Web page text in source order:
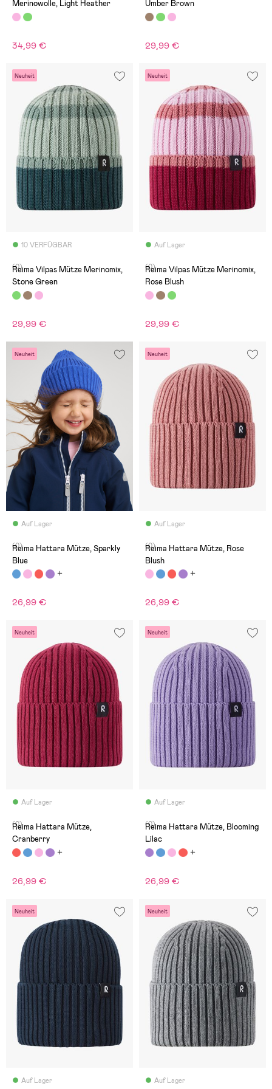
Merinowolle, Light Heather
34,99 €
Umber Brown
29,99 €
Neuheit
10 VERFÜGBAR
(0)
Reima Vilpas Mütze Merinomix,
Stone Green
29,99 €
Neuheit
Auf Lager
(0)
Reima Vilpas Mütze Merinomix,
Rose Blush
29,99 €
Neuheit
Auf Lager
(0)
Reima Hattara Mütze, Sparkly
Blue
26,99 €
Neuheit
Auf Lager
(0)
Reima Hattara Mütze, Rose
Blush
26,99 €
Neuheit
Auf Lager
(0)
Reima Hattara Mütze,
Cranberry
26,99 €
Neuheit
Auf Lager
(0)
Reima Hattara Mütze, Blooming
Lilac
26,99 €
Neuheit
Auf Lager
Neuheit
Auf Lager